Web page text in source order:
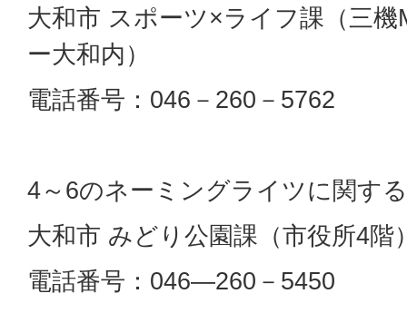
大和市 スポーツ×ライフ課（三
ー大和内）
電話番号：046－260－5762
4～6のネーミングライツに関す
大和市 みどり公園課（市役所4階
電話番号：046―260－5450